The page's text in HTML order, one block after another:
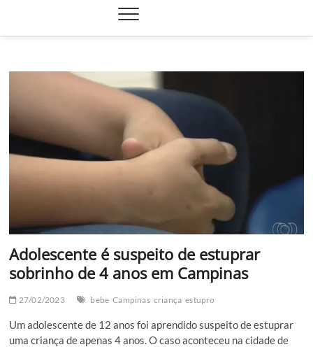
Adolescente é suspeito de estuprar
sobrinho de 4 anos em Campinas
27/02/2023 bebe Campinas criança estupro
Um adolescente de 12 anos foi aprendido suspeito de estuprar
uma criança de apenas 4 anos. O caso aconteceu na cidade de